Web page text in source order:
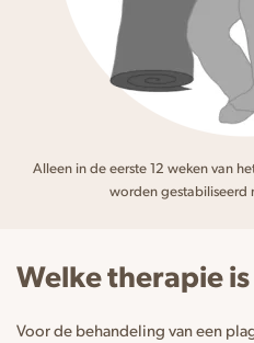
Alleen in de eerste 12 weken van
worden gestabiliseerd
Welke therapie
Voor de behandeling van een